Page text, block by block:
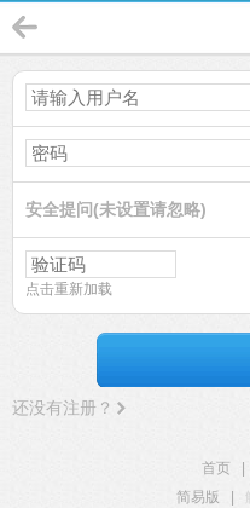
安全提问(未设置请忽略)
点击重新加载
还没有注册？
首页
简易版